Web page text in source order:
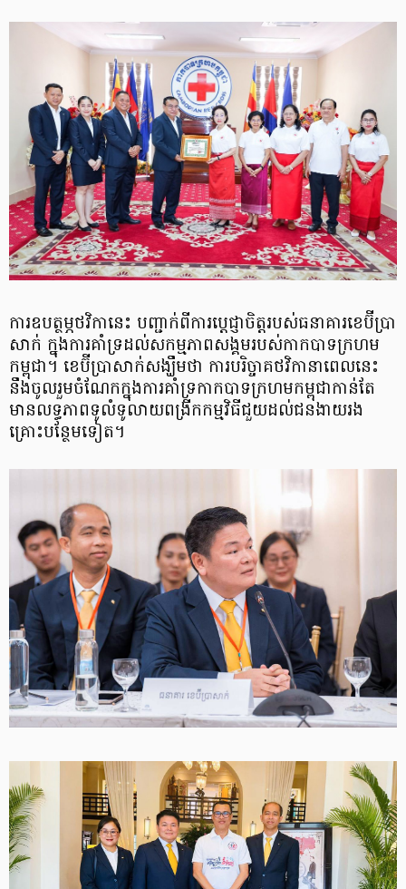
​​​ការឧបត្ថម្ភថវិកានេះ បញ្ជាក់ពីការប្ដេជ្ញាចិត្តរបស់ធនាគារខេប៊ីប្រា​
សាក់​ ក្នុងការ​គាំទ្រ​ដល់​សកម្មភាព​សង្គម​​របស់​កាកបាទក្រហម​
កម្ពុជា​។​ ខេប៊ី​ប្រា​សាក់​សង្ឃឹមថា​ ​ការ​បរិច្ចាគ​ថវិកា​នា​ពេលនេះ​ ​
នឹង​ចូលរួម​ចំណែក​ក្នុង​ការគាំទ្រកាកបាទក្រហម​កម្ពុជា​កាន់តែ​
មានលទ្ធភាព​ទូលំទូលាយពង្រីកកម្មវិធី​ជួយ​ដល់​ជន​ងាយ​រង
គ្រោះ​បន្ថែម​ទៀត​។